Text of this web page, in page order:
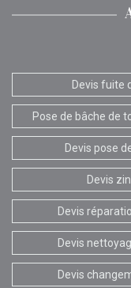
Devis fuite
Pose de bâche de
Devis pose
Devis
Devis
Devis
Devis